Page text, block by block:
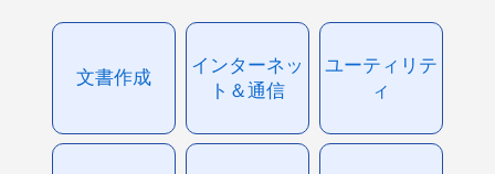
文書作成
インターネッ
ト＆通信
ユーティリテ
ィ